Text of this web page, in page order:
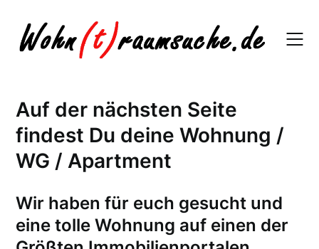
content
Auf der nächsten Seite
findest Du deine Wohnung /
WG / Apartment
Wir haben für euch gesucht und
eine tolle Wohnung auf einen der